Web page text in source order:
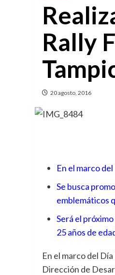
Rally
20 agosto, 2016
En el marco
Se busca
emblemáticos
Será el
25 años de
En el marco del
Dirección de